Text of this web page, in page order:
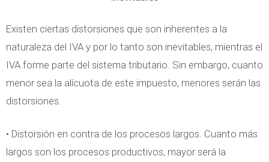
Existen ciertas distorsiones que son inherentes a la
naturaleza del IVA y por lo tanto son inevitables, mientras el
IVA forme parte del sistema tributario. Sin embargo, cuanto
menor sea la alícuota de este impuesto, menores serán las
distorsiones.
• Distorsión en contra de los procesos largos. Cuanto más
largos son los procesos productivos, mayor será la